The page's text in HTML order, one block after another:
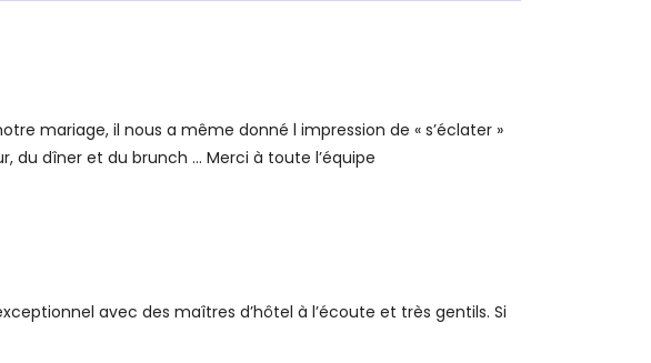
mariage, il nous a même donné l impression de « s’éclater »
du dîner et du brunch … Merci à toute l’équipe
avec des maîtres d’hôtel à l’écoute et très gentils. Si